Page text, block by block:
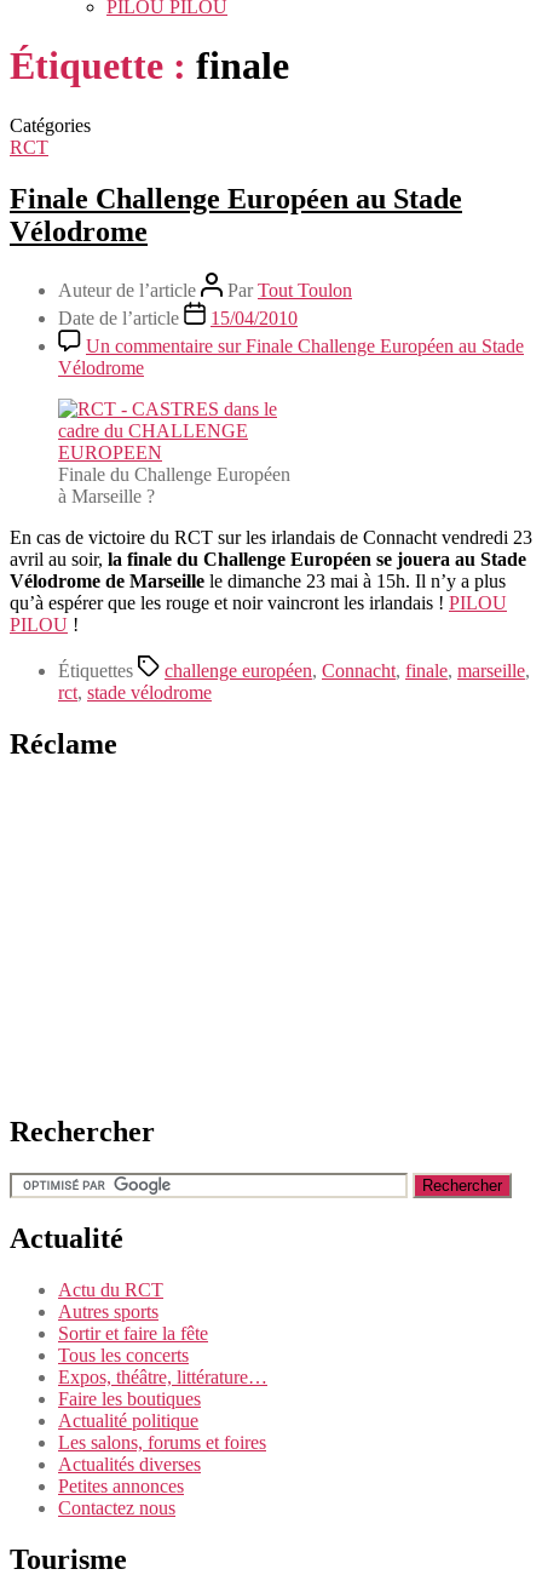
PILOU PILOU
Étiquette : finale
Catégories
RCT
Finale Challenge Européen au Stade
Vélodrome
Auteur de l’article ParTout Toulon
Date de l’article
15/04/2010
Un commentaire sur Finale Challenge Européen au Stade
Vélodrome
Finale du Challenge Européen
à Marseille ?
En cas de victoire du RCT sur les irlandais de Connacht vendredi 23
avril au soir, la finale du Challenge Européen se jouera au Stade
Vélodrome de Marseille le dimanche 23 mai à 15h. Il n’y a plus
qu’à espérer que les rouge et noir vaincront les irlandais ! PILOU
PILOU !
Étiquettes challenge européen, Connacht, finale, marseille,
rct, stade vélodrome
Réclame
Rechercher
Actualité
Actu du RCT
Autres sports
Sortir et faire la fête
Tous les concerts
Expos, théâtre, littérature…
Faire les boutiques
Actualité politique
Les salons, forums et foires
Actualités diverses
Petites annonces
Contactez nous
Tourisme